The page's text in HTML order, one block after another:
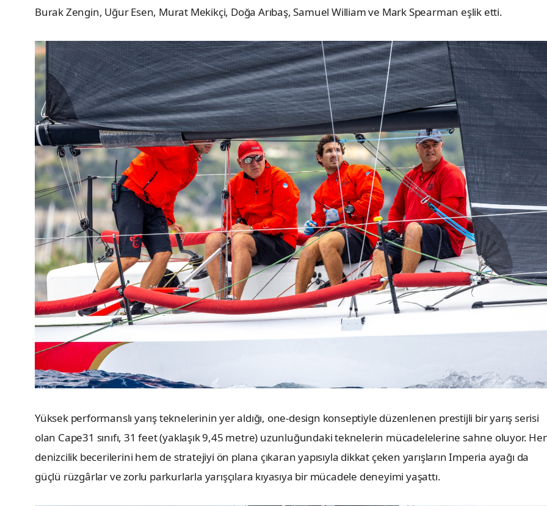
Burak Zengin, Uğur Esen, Murat Mekikçi, Doğa Arıbaş, Samuel William ve Mark Spearman eşlik etti.
Yüksek performanslı yarış teknelerinin yer aldığı, one-design konseptiyle düzenlenen prestijli bir yarış serisi
olan Cape31 sınıfı, 31 feet (yaklaşık 9,45 metre) uzunluğundaki teknelerin mücadelelerine sahne oluyor.
denizcilik becerilerini hem de stratejiyi ön plana çıkaran yapısıyla dikkat çeken yarışların Imperia ayağı da
güçlü rüzgârlar ve zorlu parkurlarla yarışçılara kıyasıya bir mücadele deneyimi yaşattı.